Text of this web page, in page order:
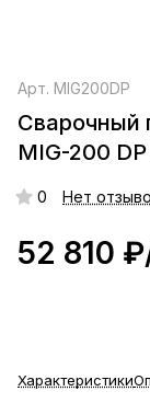
Арт. MIG200DP
Сварочный
MIG-200
0 Нет
52 810
Характеристики